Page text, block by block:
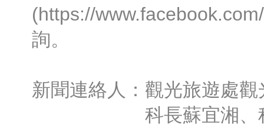
(https://
詢。
新聞連絡人：觀光旅遊處觀
科長蘇宜湘、科